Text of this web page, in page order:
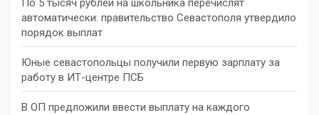
По 5 тысяч рублей на школьника перечислят
автоматически: правительство Севастополя утвердило
порядок выплат
Юные севастопольцы получили первую зарплату за
работу в ИТ-центре ПСБ
В ОП предложили ввести выплату на каждого